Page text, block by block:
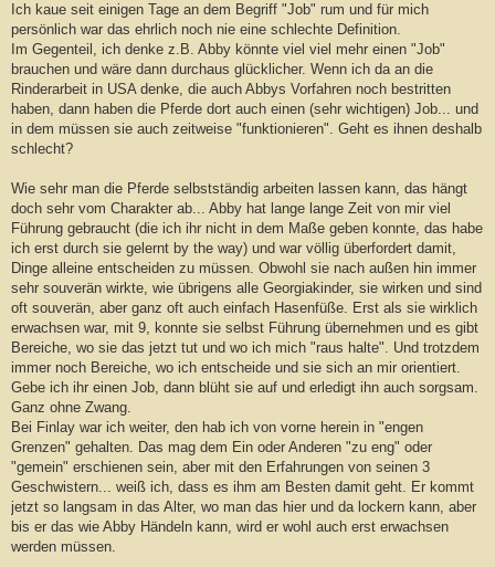
Ich kaue seit einigen Tage an dem Begriff "Job" rum und für mich
persönlich war das ehrlich noch nie eine schlechte Definition.
Im Gegenteil, ich denke z.B. Abby könnte viel viel mehr einen "Job"
brauchen und wäre dann durchaus glücklicher. Wenn ich da an die
Rinderarbeit in USA denke, die auch Abbys Vorfahren noch bestritten
haben, dann haben die Pferde dort auch einen (sehr wichtigen) Job... und
in dem müssen sie auch zeitweise "funktionieren". Geht es ihnen deshalb
schlecht?
Wie sehr man die Pferde selbstständig arbeiten lassen kann, das hängt
doch sehr vom Charakter ab... Abby hat lange lange Zeit von mir viel
Führung gebraucht (die ich ihr nicht in dem Maße geben konnte, das habe
ich erst durch sie gelernt by the way) und war völlig überfordert damit,
Dinge alleine entscheiden zu müssen. Obwohl sie nach außen hin immer
sehr souverän wirkte, wie übrigens alle Georgiakinder, sie wirken und sind
oft souverän, aber ganz oft auch einfach Hasenfüße. Erst als sie wirklich
erwachsen war, mit 9, konnte sie selbst Führung übernehmen und es gibt
Bereiche, wo sie das jetzt tut und wo ich mich "raus halte". Und trotzdem
immer noch Bereiche, wo ich entscheide und sie sich an mir orientiert.
Gebe ich ihr einen Job, dann blüht sie auf und erledigt ihn auch sorgsam.
Ganz ohne Zwang.
Bei Finlay war ich weiter, den hab ich von vorne herein in "engen
Grenzen" gehalten. Das mag dem Ein oder Anderen "zu eng" oder
"gemein" erschienen sein, aber mit den Erfahrungen von seinen 3
Geschwistern... weiß ich, dass es ihm am Besten damit geht. Er kommt
jetzt so langsam in das Alter, wo man das hier und da lockern kann, aber
bis er das wie Abby Händeln kann, wird er wohl auch erst erwachsen
werden müssen.